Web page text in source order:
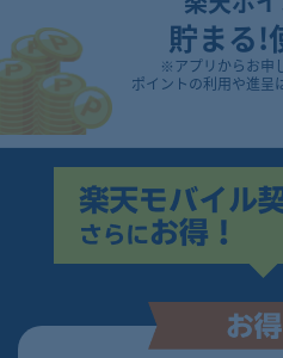
貯まる!
※アプリからお申
ポイントの利用や進呈